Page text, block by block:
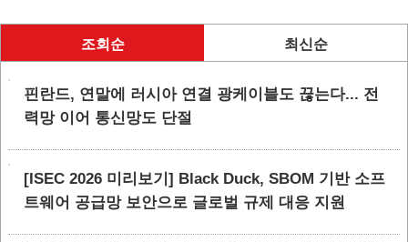
조회순 최신순
핀란드, 연말에 러시아 연결 광케이블도 끊는다... 전
력망 이어 통신망도 단절
[ISEC 2026 미리보기] Black Duck, SBOM 기반 소프
트웨어 공급망 보안으로 글로벌 규제 대응 지원